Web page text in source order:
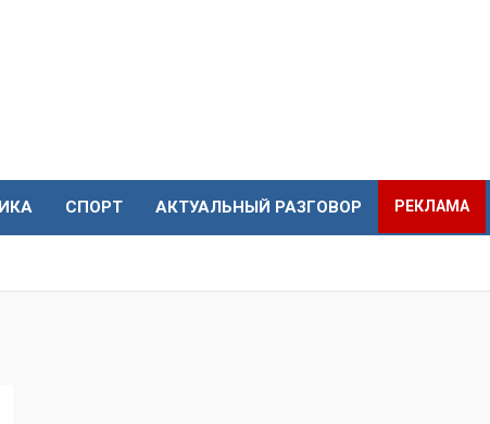
СПОРТ АКТУАЛЬНЫЙ РАЗГОВОР РЕКЛАМА